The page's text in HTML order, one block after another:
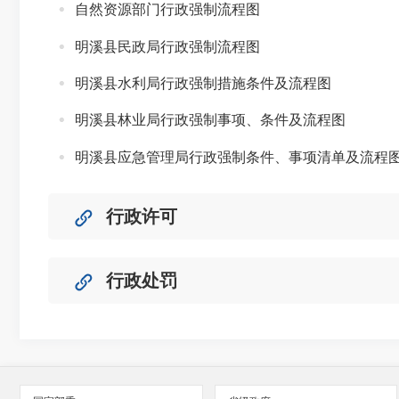
自然资源部门行政强制流程图
明溪县民政局行政强制流程图
明溪县水利局行政强制措施条件及流程图
明溪县林业局行政强制事项、条件及流程图
明溪县应急管理局行政强制条件、事项清单及流程
行政许可
行政处罚